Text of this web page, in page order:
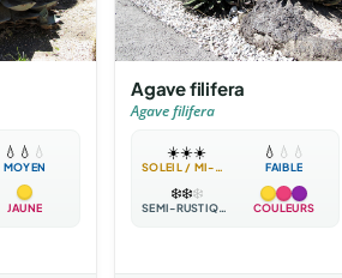
💧 💧 💧
MOYEN
JAUNE
Agave filifera
Agave filifera
☀️☀️☀️
SOLEIL / MI-OMBRE
💧 💧 💧
FAIBLE
❄️❄️❄️
SEMI-RUSTIQUE COULEURS